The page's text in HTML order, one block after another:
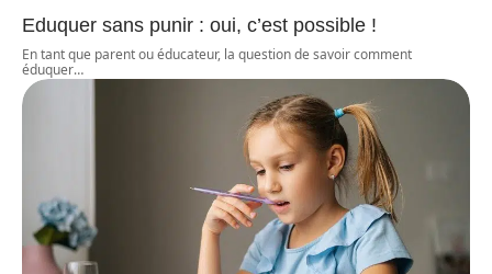
Eduquer sans punir : oui, c’est possible !
En tant que parent ou éducateur, la question de savoir comment
éduquer…